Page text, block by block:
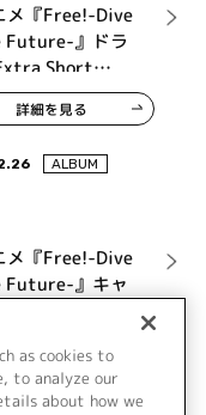
メ『Free!-Dive
』ドラ
Short
詳細を見る
ALBUM
メ『Free!-Dive
』キャ
詳細を見る
as cookies to
to analyze our
about how we